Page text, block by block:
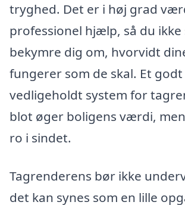
tryghed. Det er i høj grad
professionel hjælp, så du ikke
bekymre dig om, hvorvidt
fungerer som de skal. Et godt
vedligeholdt system for
blot øger boligens værdi,
ro i sindet.
Tagrenderens bør ikke
det kan synes som en lille